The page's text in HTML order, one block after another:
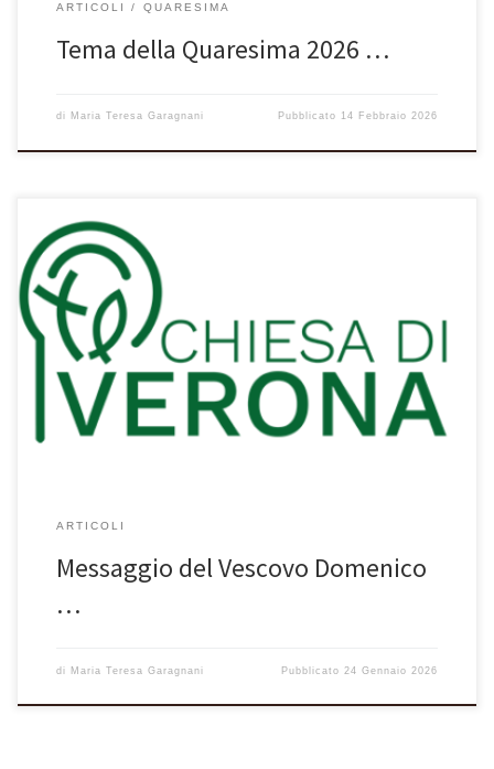
ARTICOLI QUARESIMA
Tema della Quaresima 2026 …
di Maria Teresa Garagnani Pubblicato 14 Febbraio 2026
Allegati Domenica-della-Parola-2026-Vescovo (266 kB)
ARTICOLI
Messaggio del Vescovo Domenico
…
di Maria Teresa Garagnani Pubblicato 24 Gennaio 2026